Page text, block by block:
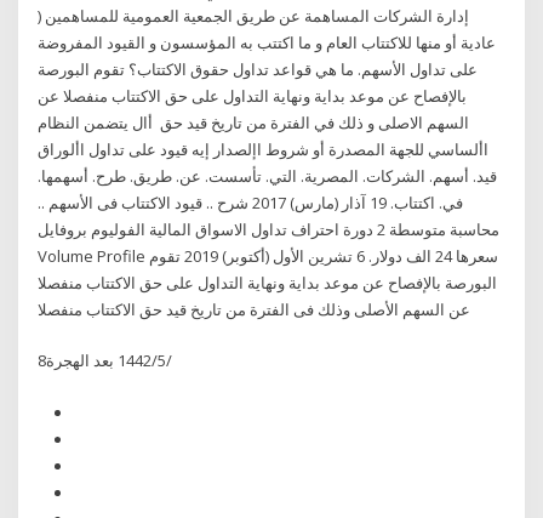
إدارة الشركات المساهمة عن طريق الجمعية العمومية للمساهمين (
عادية أو منها للاكتتاب العام و ما اكتتب به المؤسسون و القيود المفروضة
على تداول الأسهم. ما هي قواعد تداول حقوق الاكتتاب؟ تقوم البورصة
بالإفصاح عن موعد بداية ونهاية التداول على حق الاكتتاب منفصلا عن
السهم الاصلى و ذلك في الفترة من تاريخ قيد حق أال يتضمن النظام
األساسي للجهة المصدرة أو شروط اإلصدار إيه قيود على تداول األوراق
قيد. أسهم. الشركات. المصرية. التي. تأسست. عن. طريق. طرح. أسهمها.
في. اكتتاب. 19 آذار (مارس) 2017 شرح .. قيود الاكتتاب فى الأسهم ..
محاسبة متوسطة 2 دورة احتراف تداول الاسواق المالية الفوليوم بروفايل
Volume Profile سعرها 24 الف دولار. 6 تشرين الأول (أكتوبر) 2019 تقوم
البورصة بالإفصاح عن موعد بداية ونهاية التداول على حق الاكتتاب منفصلا
8‏‏/5‏‏/1442 بعد الهجرة